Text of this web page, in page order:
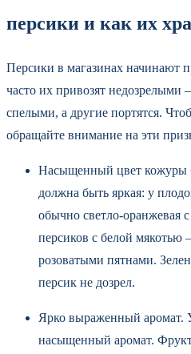
персики и как их
Персики в магазинах начинают
часто их привозят недозрелыми
спелыми, а другие портятся.
обращайте внимание на эти
Насыщенный цвет кожуры
должна быть яркая: у
обычно светло-оранжевая
персиков с белой мякотью
розоватыми пятнами.
персик не дозрел.
Ярко выраженный аромат.
насыщенный аромат.